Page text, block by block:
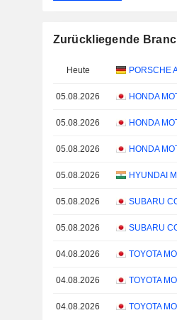
Zurückliegende
Heute
05.08.2026
05.08.2026
05.08.2026
05.08.2026
05.08.2026
05.08.2026
04.08.2026
04.08.2026
04.08.2026